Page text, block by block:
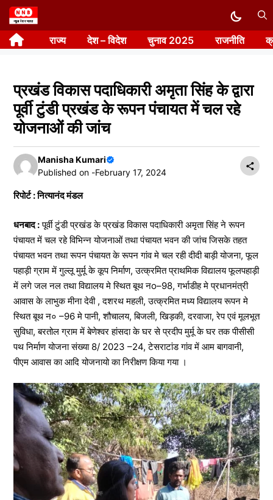
Skip
to
content राज्य देश – विदेश चुनाव 2025 राजनीति
प्रखंड विकास पदाधिकारी अमृता सिंह के द्वारा
पूर्वी टुंडी प्रखंड के रूपन पंचायत में चल रहे
योजनाओं की जांच
Manisha Kumari
Published on -February 17, 2024
रिपोर्ट : नित्यानंद मंडल
धनबाद :पूर्वी टुंडी प्रखंड के प्रखंड विकास पदाधिकारी अमृता सिंह ने रूपन
पंचायत में चल रहे विभिन्न योजनाओं तथा पंचायत भवन की जांच जिसके तहत
पंचायत भवन तथा रूपन पंचायत के रूपन गांव मे चल रही दीदी बाड़ी योजना, फूल
पहाड़ी ग्राम में गुल्लू मुर्मू के कूप निर्माण, उत्क्रमित प्राथमिक विद्यालय फूलपहाड़ी
में लगे जल नल तथा विद्यालय मे स्थित बूथ नo–98, गर्भाडीह मे प्रधानमंत्री
आवास के लाभुक मीना देवी , दशरथ महली, उत्क्रमित मध्य विद्यालय रूपन मे
स्थित बूथ न० –96 मे पानी, शौचालय, बिजली, खिड़की, दरवाजा, रेप एवं मूलभूत
सुविधा, बरतोल ग्राम में बेणेश्वर हांसदा के घर से प्रदीप मुर्मू के घर तक पीसीसी
पथ निर्माण योजना संख्या 8/ 2023 –24, टेसराटांड गांव में आम बागवानी,
पीएम आवास का आदि योजनायो का निरीक्षण किया गया ।